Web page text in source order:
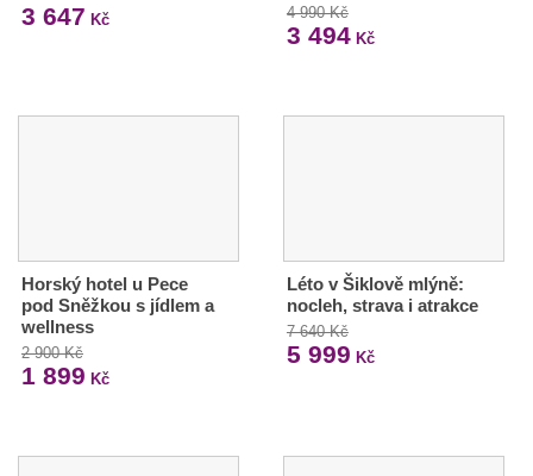
3 647 Kč 4 990 Kč
3 494Kč
Horský hotel u Pece
pod Sněžkou s jídlem a
wellness
2 900 Kč
1 899 Kč
Léto v Šiklově mlýně:
nocleh, strava i atrakce
7 640 Kč
5 999 Kč